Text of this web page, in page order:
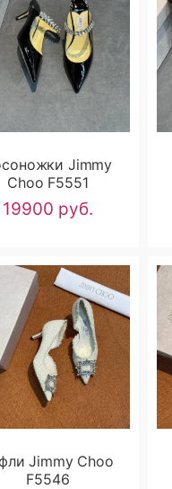
Jimmy
Choo F5551
19900 руб.
Jimmy Choo
F5546